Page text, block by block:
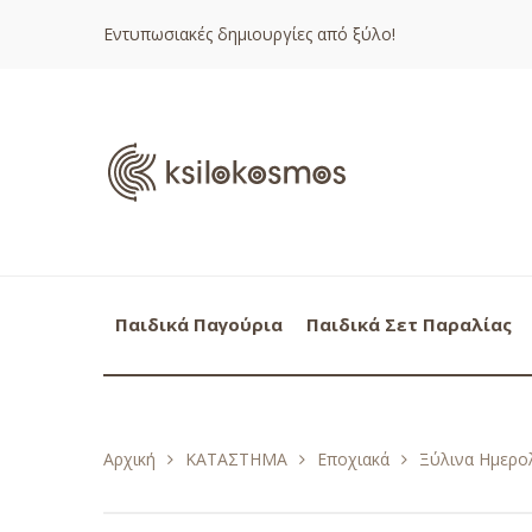
Εντυπωσιακές δημιουργίες από ξύλο!
Παιδικά Παγούρια Παιδικά Σετ Παραλίας
Αρχική ΚΑΤΑΣΤΗΜΑ Εποχιακά Ξύλινα